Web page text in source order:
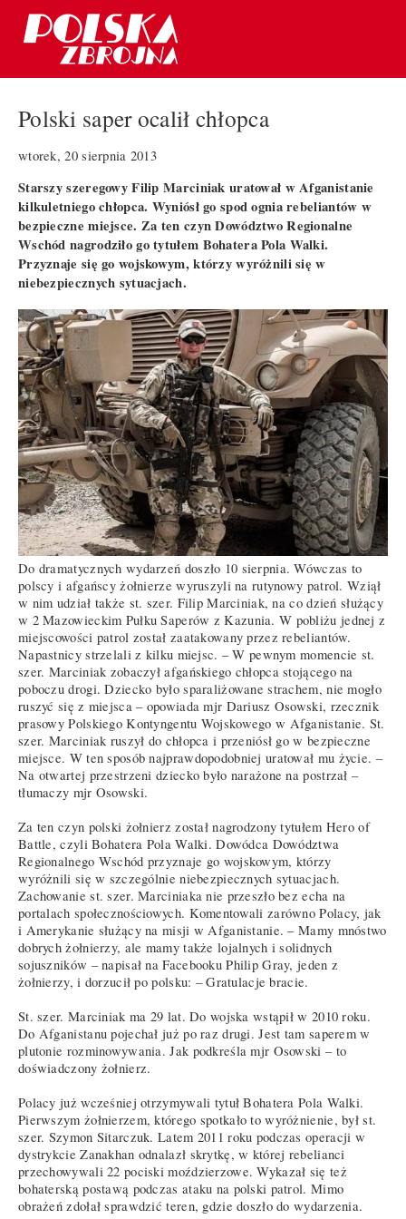
Polski saper ocalił chłopca
wtorek, 20 sierpnia 2013
Starszy szeregowy Filip Marciniak uratował w Afganistanie
kilkuletniego chłopca. Wyniósł go spod ognia rebeliantów w
bezpieczne miejsce. Za ten czyn Dowództwo Regionalne
Wschód nagrodziło go tytułem Bohatera Pola Walki.
Przyznaje się go wojskowym, którzy wyróżnili się w
niebezpiecznych sytuacjach.
Do dramatycznych wydarzeń doszło 10 sierpnia. Wówczas to
polscy i afgańscy żołnierze wyruszyli na rutynowy patrol. Wziął
w nim udział także st. szer. Filip Marciniak, na co dzień służący
w 2 Mazowieckim Pułku Saperów z Kazunia. W pobliżu jednej z
miejscowości patrol został zaatakowany przez rebeliantów.
Napastnicy strzelali z kilku miejsc. – W pewnym momencie st.
szer. Marciniak zobaczył afgańskiego chłopca stojącego na
poboczu drogi. Dziecko było sparaliżowane strachem, nie mogło
ruszyć się z miejsca – opowiada mjr Dariusz Osowski, rzecznik
prasowy Polskiego Kontyngentu Wojskowego w Afganistanie. St.
szer. Marciniak ruszył do chłopca i przeniósł go w bezpieczne
miejsce. W ten sposób najprawdopodobniej uratował mu życie. –
Na otwartej przestrzeni dziecko było narażone na postrzał –
tłumaczy mjr Osowski.
Za ten czyn polski żołnierz został nagrodzony tytułem Hero of
Battle, czyli Bohatera Pola Walki. Dowódca Dowództwa
Regionalnego Wschód przyznaje go wojskowym, którzy
wyróżnili się w szczególnie niebezpiecznych sytuacjach.
Zachowanie st. szer. Marciniaka nie przeszło bez echa na
portalach społecznościowych. Komentowali zarówno Polacy, jak
i Amerykanie służący na misji w Afganistanie. – Mamy mnóstwo
dobrych żołnierzy, ale mamy także lojalnych i solidnych
sojuszników – napisał na Facebooku Philip Gray, jeden z
żołnierzy, i dorzucił po polsku: – Gratulacje bracie.
St. szer. Marciniak ma 29 lat. Do wojska wstąpił w 2010 roku.
Do Afganistanu pojechał już po raz drugi. Jest tam saperem w
plutonie rozminowywania. Jak podkreśla mjr Osowski – to
doświadczony żołnierz.
Polacy już wcześniej otrzymywali tytuł Bohatera Pola Walki.
Pierwszym żołnierzem, którego spotkało to wyróżnienie, był st.
szer. Szymon Sitarczuk. Latem 2011 roku podczas operacji w
dystrykcie Zanakhan odnalazł skrytkę, w której rebelianci
przechowywali 22 pociski moździerzowe. Wykazał się też
bohaterską postawą podczas ataku na polski patrol. Mimo
obrażeń zdołał sprawdzić teren, gdzie doszło do wydarzenia.